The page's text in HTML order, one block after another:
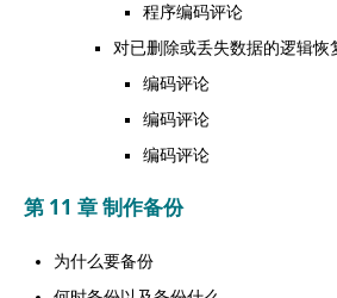
程序编码评论
对已删除或丢失数据的逻辑恢
编码评论
编码评论
编码评论
第 11 章 制作备份
为什么要备份